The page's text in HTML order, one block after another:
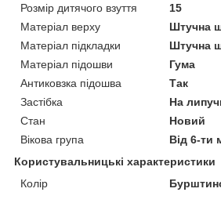
Розмір дитячого взуття
15
Матеріал верху
Штучна
Матеріал підкладки
Штучна
Матеріал підошви
Гума
Антиковзка підошва
Так
Застібка
На
Стан
Новий
Вікова група
Від 6-ти
Користувальницькі характеристики
Колір